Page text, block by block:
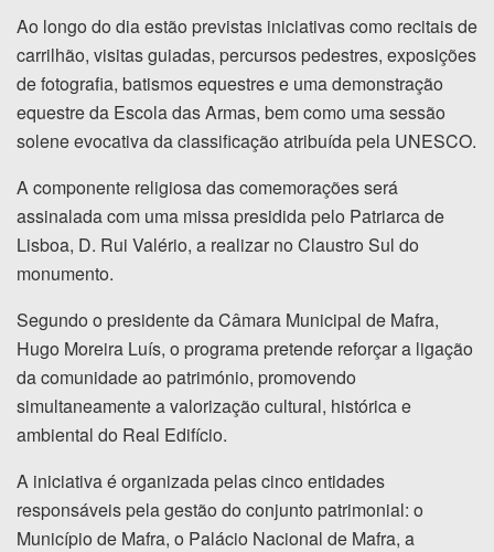
Ao longo do dia estão previstas iniciativas como recitais de
carrilhão, visitas guiadas, percursos pedestres, exposições
de fotografia, batismos equestres e uma demonstração
equestre da Escola das Armas, bem como uma sessão
solene evocativa da classificação atribuída pela UNESCO.
A componente religiosa das comemorações será
assinalada com uma missa presidida pelo Patriarca de
Lisboa, D. Rui Valério, a realizar no Claustro Sul do
monumento.
Segundo o presidente da Câmara Municipal de Mafra,
Hugo Moreira Luís, o programa pretende reforçar a ligação
da comunidade ao património, promovendo
simultaneamente a valorização cultural, histórica e
ambiental do Real Edifício.
A iniciativa é organizada pelas cinco entidades
responsáveis pela gestão do conjunto patrimonial: o
Município de Mafra, o Palácio Nacional de Mafra, a